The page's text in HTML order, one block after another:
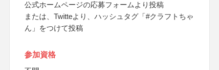
公式ホームページの応募フォームより投稿
または、Twitteより、ハッシュタグ「#クラフトちゃ
ん」をつけて投稿
参加資格